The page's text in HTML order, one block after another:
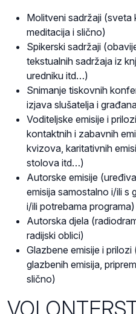
Molitveni sadržaji (sveta
meditacija i slično)
Spikerski sadržaji
tekstualnih sadržaja iz
uredniku itd…)
Snimanje tiskovnih
izjava slušatelja i
Voditeljske emisije i
kontaktnih i zabavnih
kvizova, karitativnih
stolova itd…)
Autorske emisije
emisija samostalno i/ili s
i/ili potrebama programa)
Autorska djela
radijski oblici)
Glazbene emisije i
glazbenih emisija,
slično)